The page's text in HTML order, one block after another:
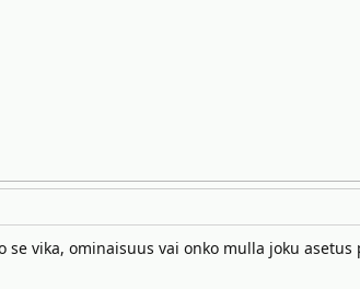
vika, ominaisuus vai onko mulla joku asetus